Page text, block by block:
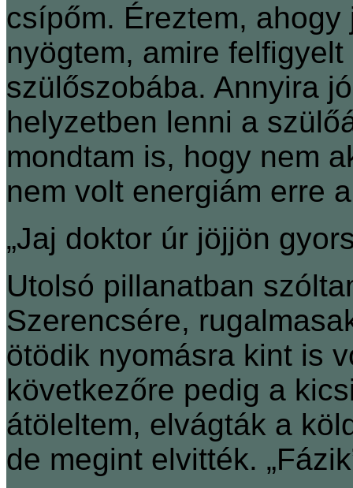
csípőm. Éreztem,
nyögtem, amire
szülőszobába. Annyira
helyzetben lenni a
mondtam is, hogy nem
nem volt energiám erre
„Jaj doktor úr jöjjön
Utolsó pillanatban
Szerencsére,
ötödik nyomásra kint is
következőre pedig a
átöleltem, elvágták a
de megint elvitték.